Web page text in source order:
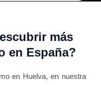
más
en España?
en Huelva, en nuestra